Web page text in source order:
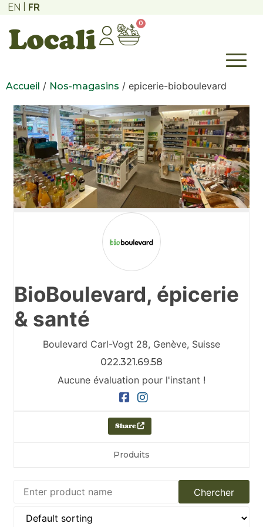
EN FR
0
Accueil / Nos-magasins / epicerie-bioboulevard
BioBoulevard, épicerie
& santé
Boulevard Carl-Vogt 28, Genève, Suisse
022.321.69.58
Aucune évaluation pour l'instant !
Share
Produits